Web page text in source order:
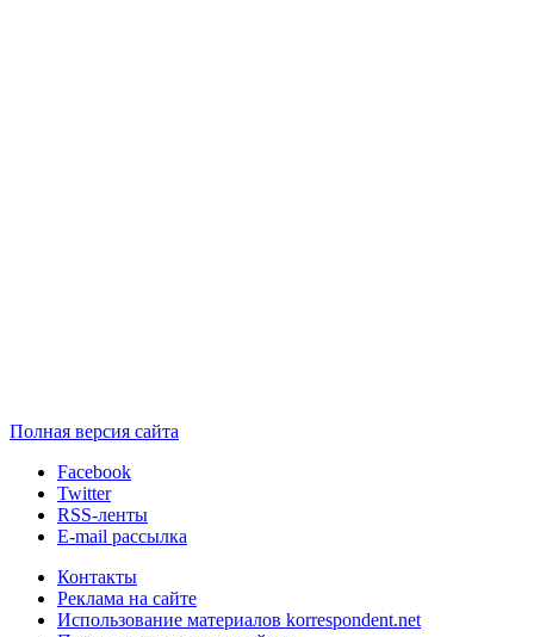
Полная версия сайта
Facebook
Twitter
RSS-ленты
E-mail рассылка
Контакты
Реклама на сайте
Использование материалов korrespondent.net